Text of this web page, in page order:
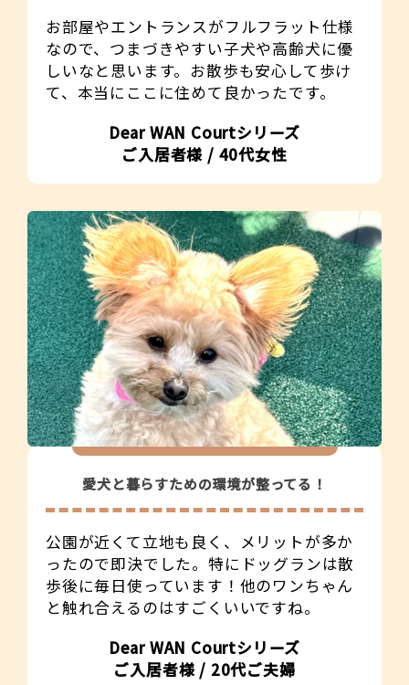
お部屋やエントランスがフルフラット仕様
なので、つまづきやすい子犬や高齢犬に優
しいなと思います。お散歩も安心して歩け
て、本当にここに住めて良かったです。
Dear WAN Courtシリーズ
ご入居者様 / 40代女性
愛犬と暮らすための環境が整ってる！
公園が近くて立地も良く、メリットが多か
ったので即決でした。特にドッグランは散
歩後に毎日使っています！他のワンちゃん
と触れ合えるのはすごくいいですね。
Dear WAN Courtシリーズ
ご入居者様 / 20代ご夫婦